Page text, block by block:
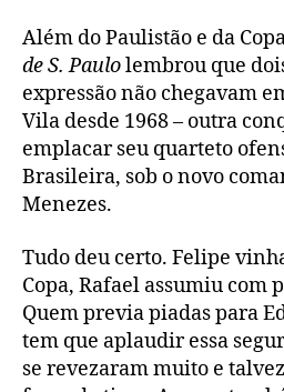
Além do Paulistão e da
de S. Paulolembrou que
expressão não chegavam
Vila desde 1968 – outra
emplacar seu quarteto
Brasileira, sob o novo
Menezes.
Tudo deu certo. Felipe
Copa, Rafael assumiu com
Quem previa piadas para
tem que aplaudir essa
se revezaram muito e